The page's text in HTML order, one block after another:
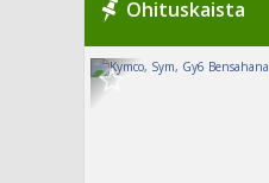
Ohituskaista